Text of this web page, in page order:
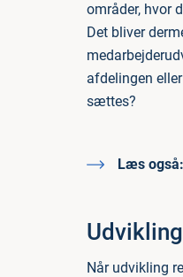
områder, hvor
Det bliver
afdelingen
sættes?
Læs også:
Når udvikling